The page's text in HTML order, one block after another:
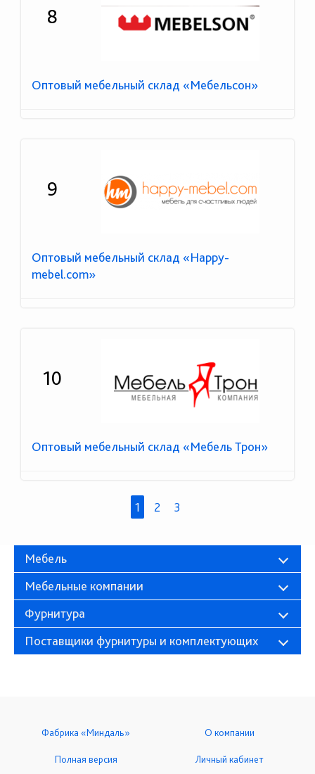
8
Оптовый мебельный склад «Мебельсон»
9
Оптовый мебельный склад «Happy-
mebel.com»
10
Оптовый мебельный склад «Мебель Трон»
1 2 3
Мебель
Мебельные компании
Фурнитура
Поставщики фурнитуры и комплектующих
Фабрика «Миндаль» О компании
Полная версия Личный кабинет